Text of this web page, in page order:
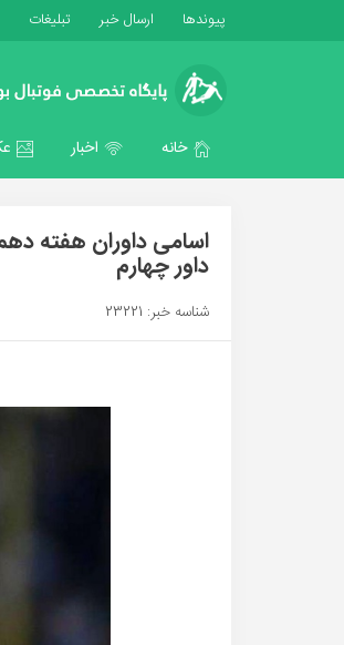
پیوندها ارسال خبر تبلیغات
خانه اخبار
اسامی داوران هفته
داور چهارم
شناسه خبر: 23221